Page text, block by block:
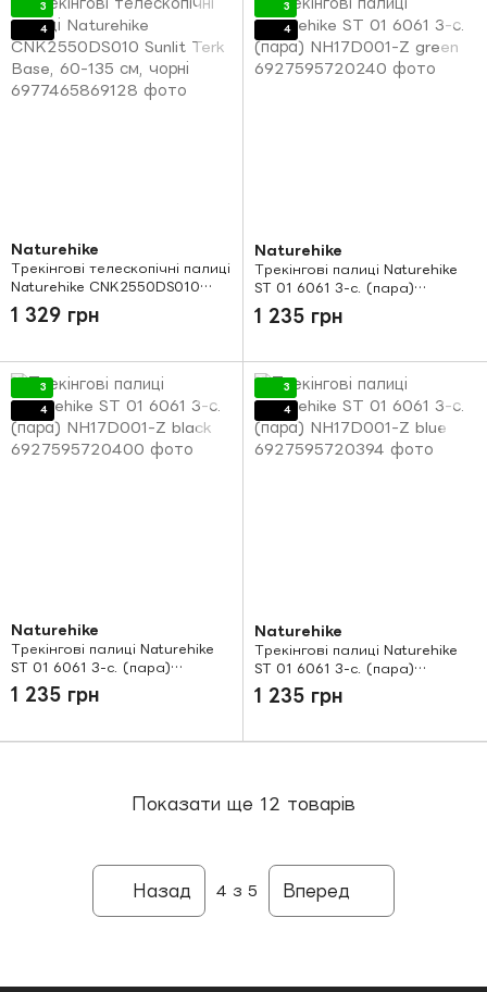
3
4
Naturehike
Трекінгові телескопічні палиці
Naturehike CNK2550DS010
Sunlit Terk Base, 60-135 см,
чорні
1 329 грн
3
4
Naturehike
Трекінгові палиці Naturehike
ST 01 6061 3-с. (пара)
NH17D001-Z green
1 235 грн
3
4
Naturehike
Трекінгові палиці Naturehike
ST 01 6061 3-с. (пара)
NH17D001-Z black
1 235 грн
3
4
Naturehike
Трекінгові палиці Naturehike
ST 01 6061 3-с. (пара)
NH17D001-Z blue
1 235 грн
Показати ще 12 товарів
Назад 4 з 5 Вперед